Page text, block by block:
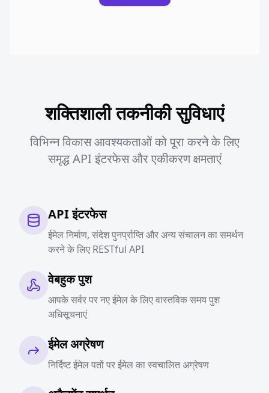
शक्तिशाली तकनीकी सुविधाएं
विभिन्न विकास आवश्यकताओं को पूरा करने के लिए
समृद्ध API इंटरफेस और एकीकरण क्षमताएं
API इंटरफेस
ईमेल निर्माण, संदेश पुनर्प्राप्ति और अन्य संचालन का समर्थन
करने के लिए RESTful API
वेबहुक पुश
आपके सर्वर पर नए ईमेल के लिए वास्तविक समय पुश
अधिसूचनाएं
ईमेल अग्रेषण
निर्दिष्ट ईमेल पतों पर ईमेल का स्वचालित अग्रेषण